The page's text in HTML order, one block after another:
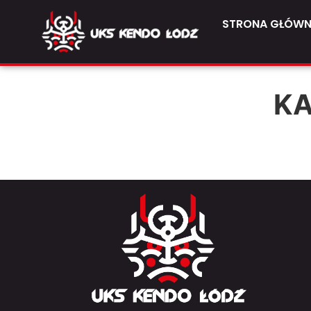
STRONA